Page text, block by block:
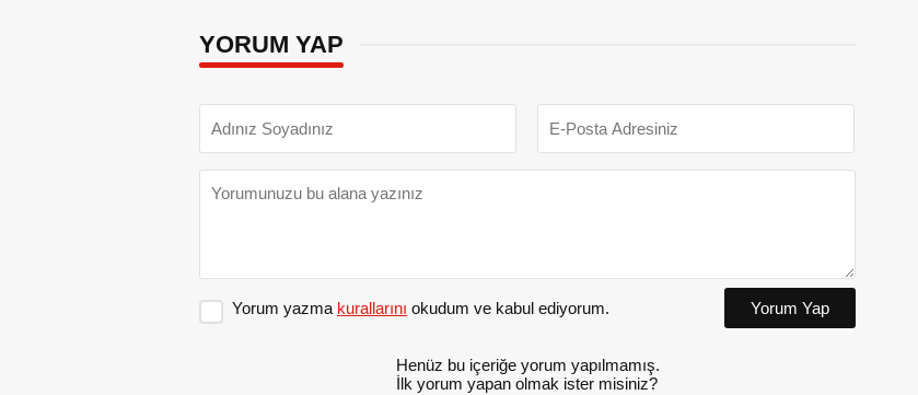
YORUM YAP
Yorum yazma kurallarını okudum ve kabul ediyorum. Yorum Yap
Henüz bu içeriğe yorum yapılmamış.
İlk yorum yapan olmak ister misiniz?